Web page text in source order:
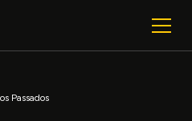
Passados